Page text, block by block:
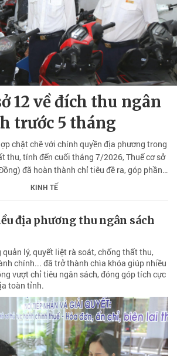
12 về đích thu ngân
trước 5 tháng
chặt chẽ với chính quyền địa phương trong
thu, tính đến cuối tháng 7/2026, Thuế cơ sở
đã hoàn thành chỉ tiêu đề ra, góp phần
sách nhà nước tại địa phương tăng cao.
KINH TẾ
địa phương thu ngân sách
lý, quyết liệt rà soát, chống thất thu,
chính... đã trở thành chìa khóa giúp nhiều
vượt chỉ tiêu ngân sách, đóng góp tích cực
toàn tỉnh.